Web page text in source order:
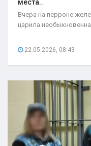
места..
Вчера на перроне
царила
22.05.2026, 08:43